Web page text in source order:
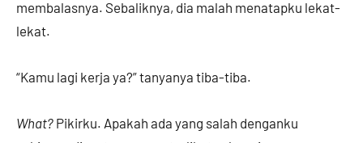
membalasnya. Sebaliknya, dia malah menatapku lekat-
lekat.
“Kamu lagi kerja ya?” tanyanya tiba-tiba.
What? Pikirku. Apakah ada yang salah denganku